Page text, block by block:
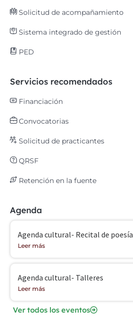
Solicitud de acompañamiento
Sistema integrado de gestión
PED
Servicios recomendados
Financiación
Convocatorias
Solicitud de practicantes
QRSF
Retención en la fuente
Agenda
Agenda cultural- Recital de poesía
Leer más
Agenda cultural- Talleres
Leer más
Ver todos los eventos